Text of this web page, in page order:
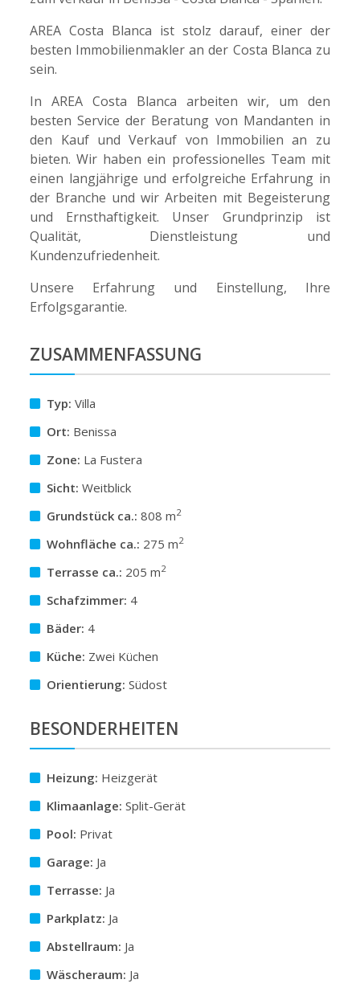
AREA Costa Blanca ist stolz darauf, einer der
besten Immobilienmakler an der Costa Blanca zu
sein.
In AREA Costa Blanca arbeiten wir, um den
besten Service der Beratung von Mandanten in
den Kauf und Verkauf von Immobilien an zu
bieten. Wir haben ein professionelles Team mit
einen langjährige und erfolgreiche Erfahrung in
der Branche und wir Arbeiten mit Begeisterung
und Ernsthaftigkeit. Unser Grundprinzip ist
Qualität, Dienstleistung und
Kundenzufriedenheit.
Unsere Erfahrung und Einstellung, Ihre
Erfolgsgarantie.
ZUSAMMENFASSUNG
Typ: Villa
Ort: Benissa
Zone: La Fustera
Sicht: Weitblick
Grundstück ca.: 808 m2
Wohnfläche ca.: 275 m2
Terrasse ca.: 205 m2
Schafzimmer: 4
Bäder: 4
Küche: Zwei Küchen
Orientierung: Südost
BESONDERHEITEN
Heizung: Heizgerät
Klimaanlage: Split-Gerät
Pool: Privat
Garage: Ja
Terrasse: Ja
Parkplatz: Ja
Abstellraum: Ja
Wäscheraum: Ja